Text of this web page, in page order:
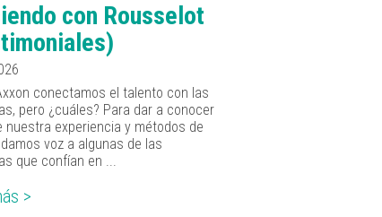
con Rousselot
conectamos el talento con las
pero ¿cuáles? Para dar a conocer
nuestra experiencia y métodos de
voz a algunas de las
que confían en ...
>